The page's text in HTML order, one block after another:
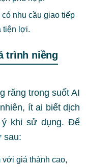
nhu cầu giao tiếp
tiện lợi.
trình niềng
răng trong suốt AI
ít ai biết dịch
khi sử dụng. Để
sau:
giá thành cao,